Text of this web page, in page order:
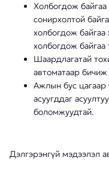
Холбогдож байгаа
сонирхолтой
холбогдож
холбогдож байгаа
Шаардлагатай
автоматаар бичиж
Ажлын бус цагаар
асуугддаг
боломжуудтай.
Дэлгэрэнгүй мэдээлэл